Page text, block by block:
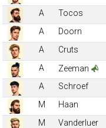
A
Tocos
A
Doorn
A
Cruts
A
Zeeman
A
Schroef
M
Haan
M
Vanderluer